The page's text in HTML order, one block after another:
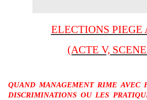
ELECTIONS PIEGE
(ACTE V,
QUAND MANAGEMENT RIME AVEC
DISCRIMINATIONS OU LES